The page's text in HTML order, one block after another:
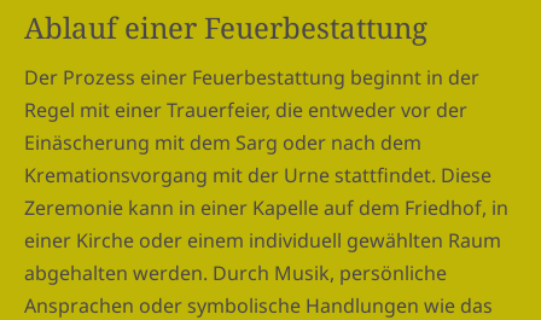
Ablauf einer Feuerbestattung
Der Prozess einer Feuerbestattung beginnt in der
Regel mit einer Trauerfeier, die entweder vor der
Einäscherung mit dem Sarg oder nach dem
Kremationsvorgang mit der Urne stattfindet. Diese
Zeremonie kann in einer Kapelle auf dem Friedhof, in
einer Kirche oder einem individuell gewählten Raum
abgehalten werden. Durch Musik, persönliche
Ansprachen oder symbolische Handlungen wie das